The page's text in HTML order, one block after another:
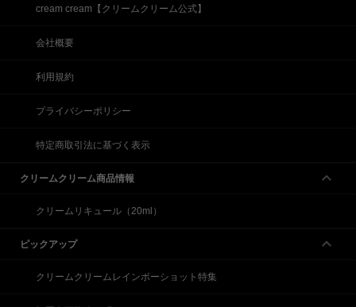
cream cream【クリームクリーム公式】
会社概要
利用規約
プライバシーポリシー
特定商取引法に基づく表示
クリームクリーム商品情報
クリームリキュール（20ml）
ピックアップ
クリームクリームレインボーショット特集